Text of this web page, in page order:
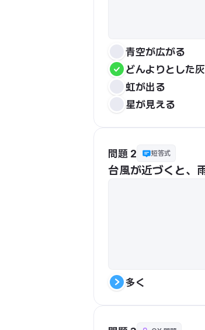
青空が広がる
どんよりとした
虹が出る
星が見える
問題 2 短答式
台風が近づくと、
多く